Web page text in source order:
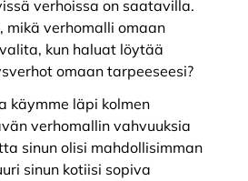
verhoissa on saatavilla.
mikä verhomalli omaan
kun haluat löytää
omaan tarpeeseesi?
käymme läpi kolmen
verhomallin vahvuuksia
sinun olisi mahdollisimman
sinun kotiisi sopiva